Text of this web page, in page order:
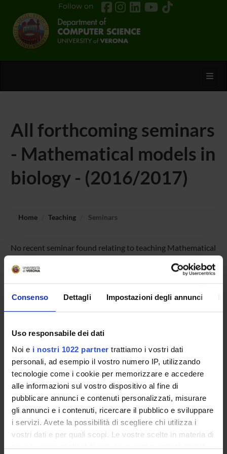
Consenso Dettagli Impostazioni degli annunci
Uso responsabile dei dati
Noi e i nostri 1022 partner trattiamo i vostri dati
personali, ad esempio il vostro numero IP, utilizzando
tecnologie come i cookie per memorizzare e accedere
alle informazioni sul vostro dispositivo al fine di
pubblicare annunci e contenuti personalizzati, misurare
gli annunci e i contenuti, ricercare il pubblico e sviluppare
i servizi. Avete la possibilità di scegliere chi utilizza i
vostri dati e per quali scopi. Le vostre scelte in materia di
privacy sono applicabili solo su questa proprietà digitale
Follow on
All forthcoming seminars
- Mathematical models in
biology - (2016/2017)
Home Teaching Seminars
No recent seminar found relating to teaching Mathematical
models in biology.
PHD PROGRAMMES AND POSTGRADUATE
TRAINING
Contacts
People
Places
Calendar